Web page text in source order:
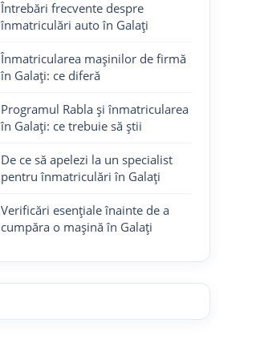
Întrebări frecvente despre
înmatriculări auto în Galați
Înmatricularea mașinilor de firmă
în Galați: ce diferă
Programul Rabla și înmatricularea
în Galați: ce trebuie să știi
De ce să apelezi la un specialist
pentru înmatriculări în Galați
Verificări esențiale înainte de a
cumpăra o mașină în Galați